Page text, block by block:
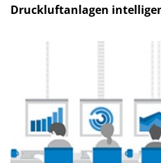
Druckluftanlagen